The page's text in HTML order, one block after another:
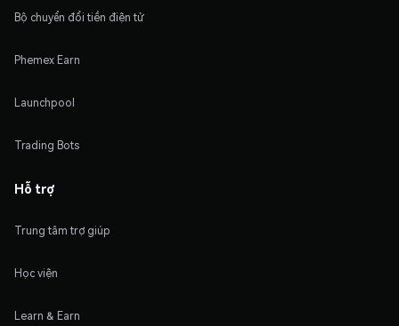
Bộ chuyển đổi tiền điện tử
Phemex Earn
Launchpool
Trading Bots
Hỗ trợ
Trung tâm trợ giúp
Học viện
Learn & Earn